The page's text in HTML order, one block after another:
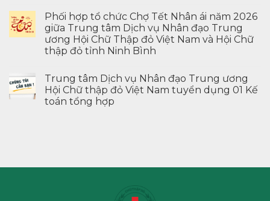
Phối hợp tổ chức Chợ Tết Nhân ái năm 2026
giữa Trung tâm Dịch vụ Nhân đạo Trung
ương Hội Chữ Thập đỏ Việt Nam và Hội Chữ
thập đỏ tỉnh Ninh Bình
Trung tâm Dịch vụ Nhân đạo Trung ương
Hội Chữ thập đỏ Việt Nam tuyển dụng 01 Kế
toán tổng hợp